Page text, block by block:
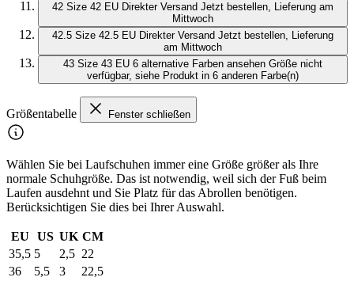
42 Size 42 EU Direkter Versand Jetzt bestellen, Lieferung am
Mittwoch
42.5 Size 42.5 EU Direkter Versand Jetzt bestellen, Lieferung
am Mittwoch
43 Size 43 EU 6 alternative Farben ansehen Größe nicht
verfügbar, siehe Produkt in 6 anderen Farbe(n)
Größentabelle Fenster schließen
Wählen Sie bei Laufschuhen immer eine Größe größer als Ihre
normale Schuhgröße. Das ist notwendig, weil sich der Fuß beim
Laufen ausdehnt und Sie Platz für das Abrollen benötigen.
Berücksichtigen Sie dies bei Ihrer Auswahl.
EU US UK CM
35,5 5 2,5 22
36
5,5 3
22,5